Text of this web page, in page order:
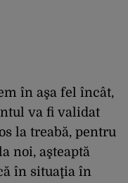
în aşa fel încât,
va fi validat
la treabă, pentru
noi, aşteaptă
în situaţia în